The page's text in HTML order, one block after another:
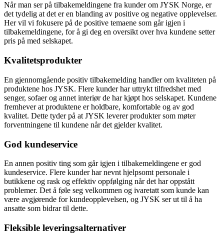
Når man ser på tilbakemeldingene fra kunder om JYSK Norge, er
det tydelig at det er en blanding av positive og negative opplevelser.
Her vil vi fokusere på de positive temaene som går igjen i
tilbakemeldingene, for å gi deg en oversikt over hva kundene setter
pris på med selskapet.
Kvalitetsprodukter
En gjennomgående positiv tilbakemelding handler om kvaliteten på
produktene hos JYSK. Flere kunder har uttrykt tilfredshet med
senger, sofaer og annet interiør de har kjøpt hos selskapet. Kundene
fremhever at produktene er holdbare, komfortable og av god
kvalitet. Dette tyder på at JYSK leverer produkter som møter
forventningene til kundene når det gjelder kvalitet.
God kundeservice
En annen positiv ting som går igjen i tilbakemeldingene er god
kundeservice. Flere kunder har nevnt hjelpsomt personale i
butikkene og rask og effektiv oppfølging når det har oppstått
problemer. Det å føle seg velkommen og ivaretatt som kunde kan
være avgjørende for kundeopplevelsen, og JYSK ser ut til å ha
ansatte som bidrar til dette.
Fleksible leveringsalternativer